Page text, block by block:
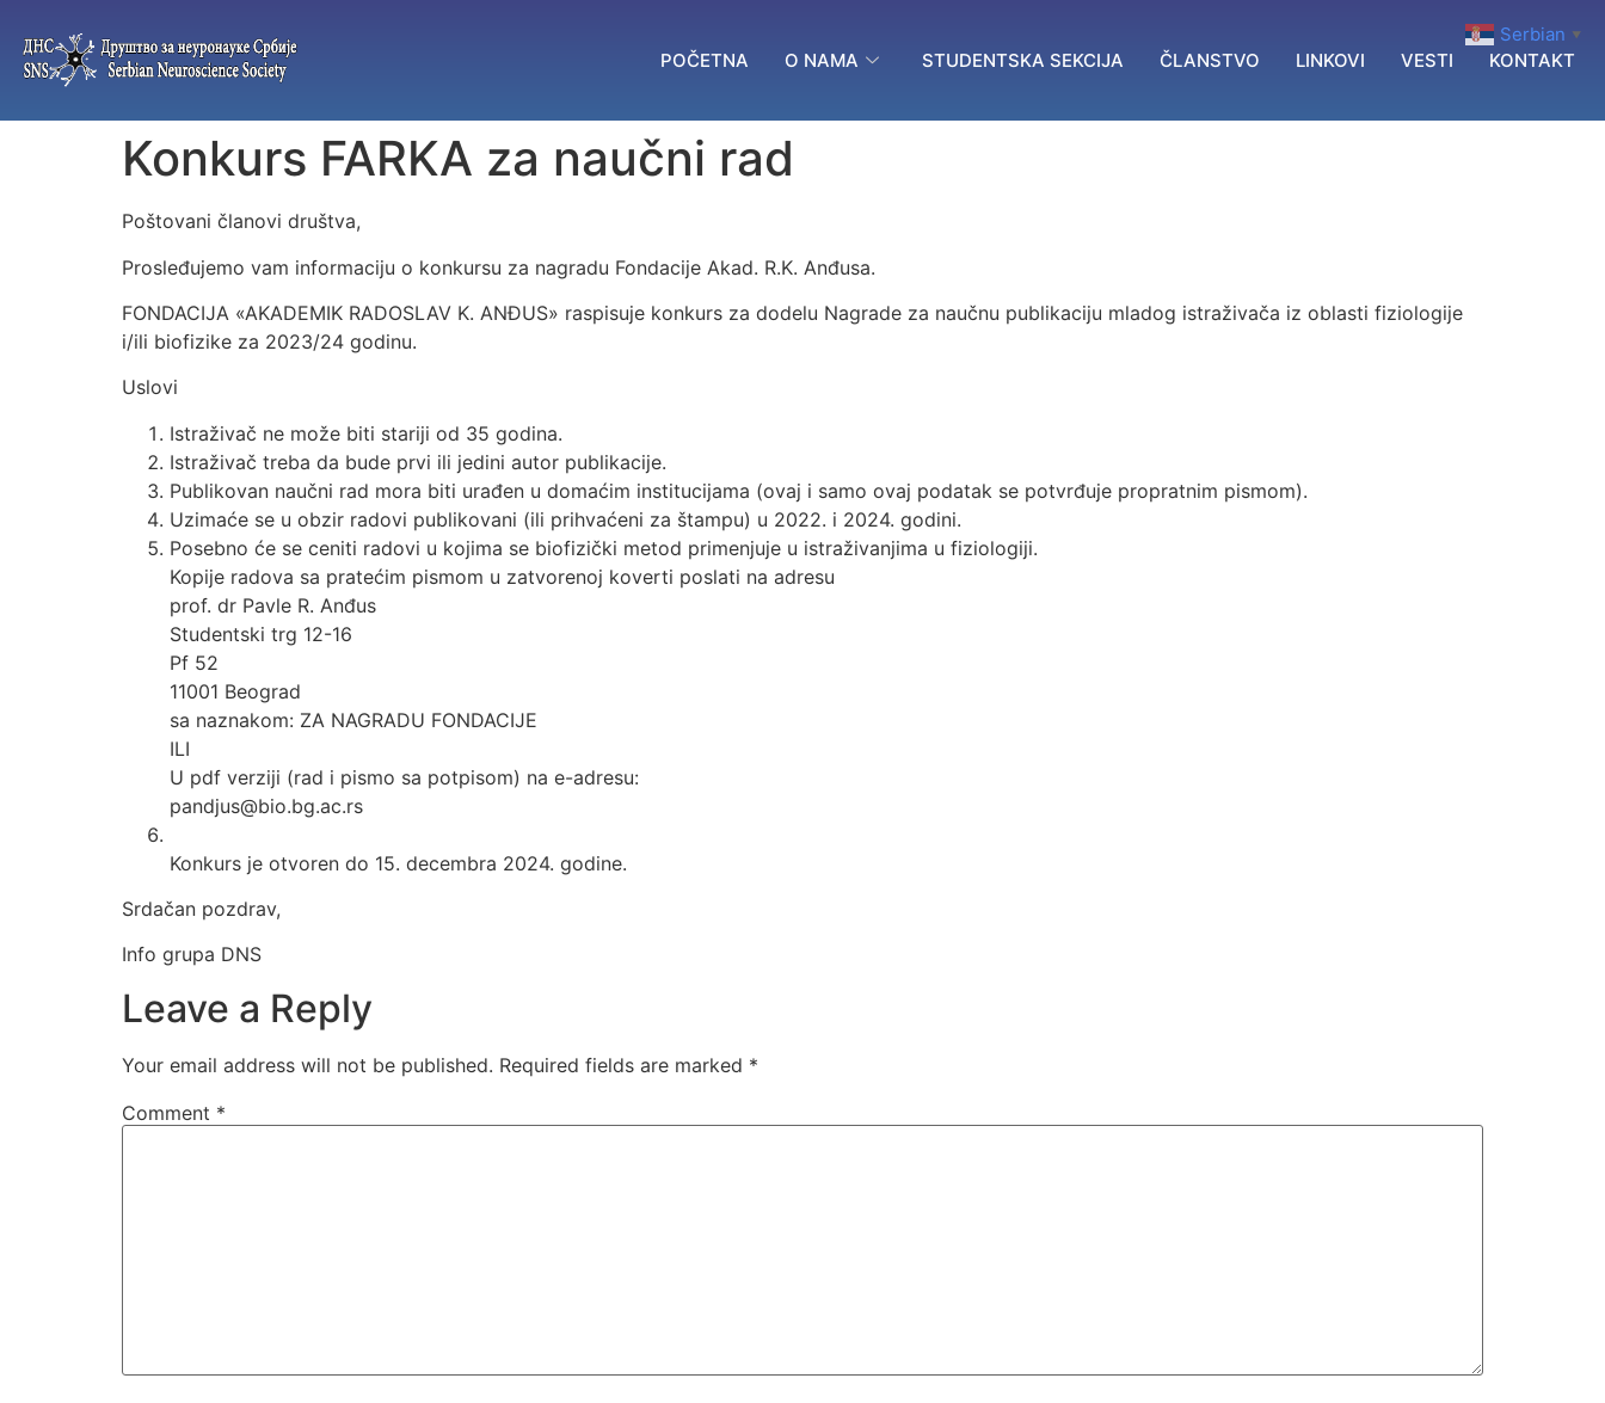
POČETNA O NAMA STUDENTSKA SEKCIJA ČLANSTVO LINKOVI VESTI KONTAKT
Konkurs FARKA za naučni rad
Poštovani članovi društva,
Prosleđujemo vam informaciju o konkursu za nagradu Fondacije Akad. R.K. Anđusa.
FONDACIJA «AKADEMIK RADOSLAV K. ANĐUS» raspisuje konkurs za dodelu Nagrade za naučnu publikaciju mladog istraživača iz oblasti fiziologije
i/ili biofizike za 2023/24 godinu.
Uslovi
Istraživač ne može biti stariji od 35 godina.
Istraživač treba da bude prvi ili jedini autor publikacije.
Publikovan naučni rad mora biti urađen u domaćim institucijama (ovaj i samo ovaj podatak se potvrđuje propratnim pismom).
Uzimaće se u obzir radovi publikovani (ili prihvaćeni za štampu) u 2022. i 2024. godini.
Posebno će se ceniti radovi u kojima se biofizički metod primenjuje u istraživanjima u fiziologiji.
Kopije radova sa pratećim pismom u zatvorenoj koverti poslati na adresu
prof. dr Pavle R. Anđus
Studentski trg 12-16
Pf 52
11001 Beograd
sa naznakom: ZA NAGRADU FONDACIJE
ILI
U pdf verziji (rad i pismo sa potpisom) na e-adresu:
pandjus@bio.bg.ac.rs
Konkurs je otvoren do 15. decembra 2024. godine.
Srdačan pozdrav,
Info grupa DNS
Leave a Reply
Your email address will not be published. Required fields are marked *
Comment *
Serbian ▼